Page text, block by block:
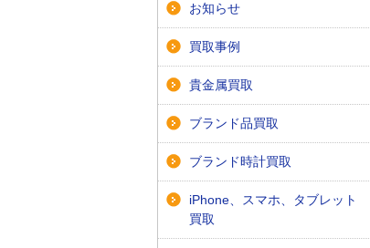
お知らせ
買取事例
貴金属買取
ブランド品買取
ブランド時計買取
iPhone、スマホ、タブレット
買取